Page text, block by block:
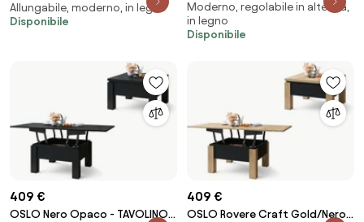
Opaco - COMPATTO TAVOLINO
CON PIANO ALLUNGABILE
Allungabile, moderno, in legno
Disponibile
(Champagne) - MODERNO
TAVOLINO CON PIANO ALZABILE
Moderno, regolabile in altezza,
in legno
Disponibile
409 €
OSLO Nero Opaco - TAVOLINO
409 €
OSLO Rovere Craft Gold/Nero -